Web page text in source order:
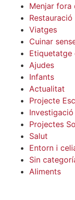
Menjar fora
Restauració
Viatges
Cuinar
Etiquetatge
Ajudes
Infants
Actualitat
Projecte
Investigació
Projectes
Salut
Entorn i
Sin
Aliments